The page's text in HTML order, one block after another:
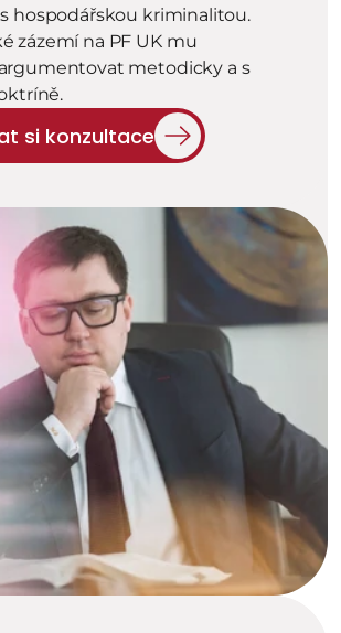
hospodářskou kriminalitou.
zázemí na PF UK mu
metodicky a s
si konzultace